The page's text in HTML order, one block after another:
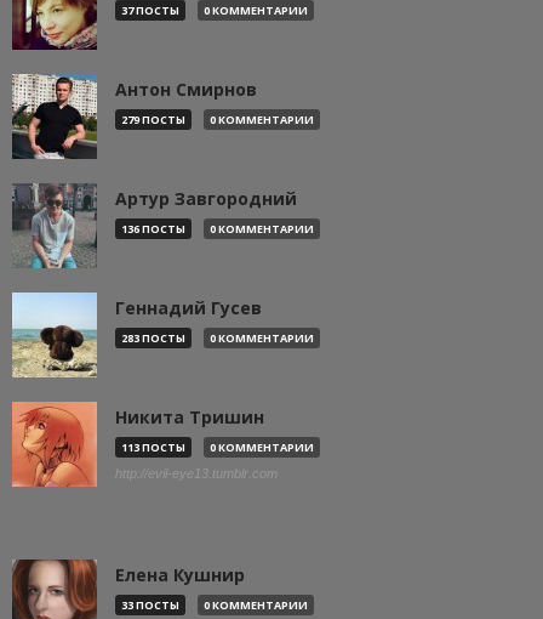
37 ПОСТЫ 0 КОММЕНТАРИИ
Антон Смирнов
279 ПОСТЫ 0 КОММЕНТАРИИ
Артур Завгородний
136 ПОСТЫ 0 КОММЕНТАРИИ
Геннадий Гусев
283 ПОСТЫ 0 КОММЕНТАРИИ
Никита Тришин
113 ПОСТЫ 0 КОММЕНТАРИИ
http://evil-eye13.tumblr.com
Елена Кушнир
33 ПОСТЫ 0 КОММЕНТАРИИ